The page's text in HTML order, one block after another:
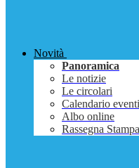
Novità
Panoramica
Le notizie
Le circolari
Calendario eventi
Albo online
Rassegna Stampa